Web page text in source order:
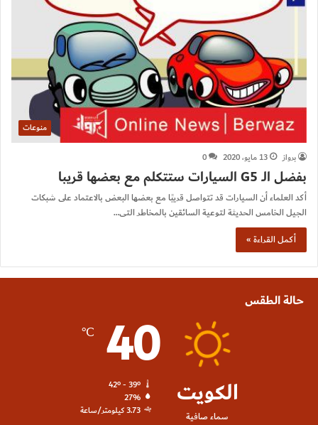
منوعات
برواز
13 مايو، 2020 0
بفضل الـ G5 السيارات ستتكلم مع بعضها قريبا
أكد العلماء أن السيارات قد تتواصل قريبًا مع بعضها البعض بالاعتماد على شبكات
الجيل الخامس الحديثة لتوعية السائقين بالمخاطر التى…
أكمل القراءة »
حالة الطقس
الكويت
سماء صافية
40
℃
42º - 39º
27%
3.73 كيلومتر/ساعة